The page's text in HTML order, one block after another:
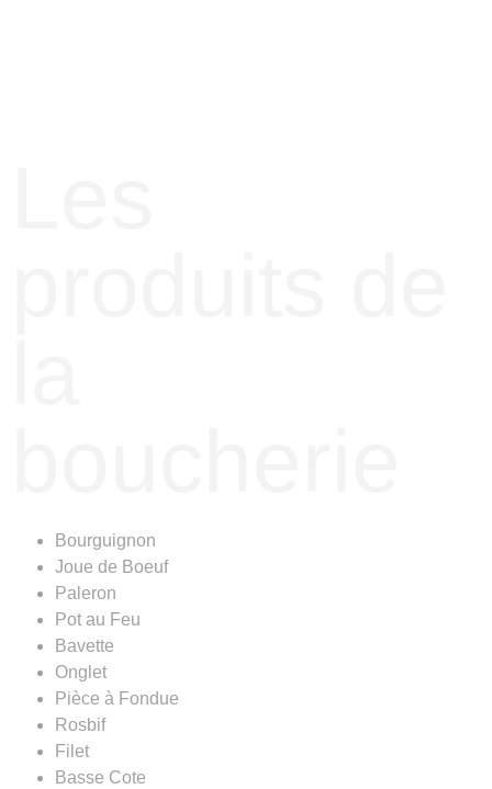
Bourguignon
Joue de Boeuf
Paleron
Pot au Feu
Bavette
Onglet
Pièce à Fondue
Rosbif
Filet
Basse Cote